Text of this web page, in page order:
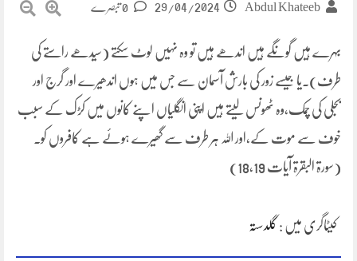
Abdul Khateeb
29/04/2024
بہرے ہیں گونگے ہیں اندھے ہیں تو وہ نہیں لوٹ سکتے (سیدھے راستے کی
طرف)۔یا جیسے زور کی بارش آسمان سے جس میں ہوں اندھیرے اور گرج اور
بجلی کی چمک،وہ ٹھونس لیتے ہیں اپنی انگلیاں اپنے کانوں میں کڑک کے سبب
خوف سے موت کے،اور اللہ ہر طرف سے گھیرے ہوئے ہے کافروں کو۔
(سورۃ البقرۃ آیات 18,19)
کیٹاگری میں : گلدستہ